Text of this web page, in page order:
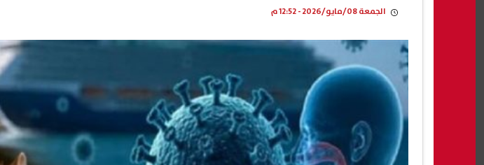
الجمعة 08/مايو/2026 - 12:52 م